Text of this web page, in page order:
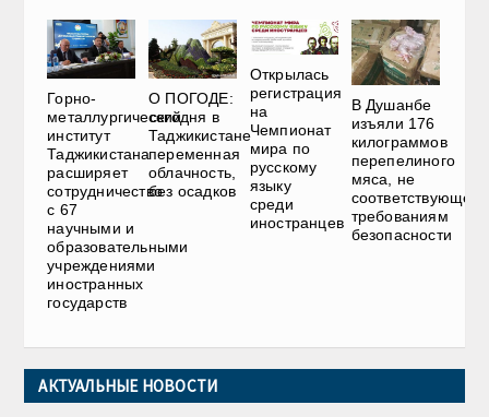
Горно-
металлургический
институт
Таджикистана
расширяет
сотрудничество
с 67
научными и
образовательными
учреждениями
иностранных
государств
О ПОГОДЕ:
сегодня в
Таджикистане
переменная
облачность,
без осадков
Открылась
регистрация
на
Чемпионат
мира по
русскому
языку
среди
иностранцев
В Душанбе
изъяли 176
килограммов
перепелиного
мяса, не
соответствующего
требованиям
безопасности
АКТУАЛЬНЫЕ НОВОСТИ